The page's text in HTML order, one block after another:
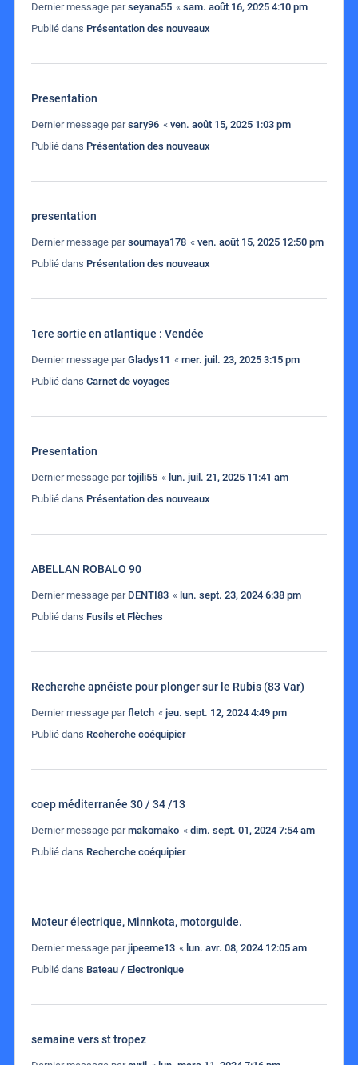
Dernier message parseyana55 « sam. août 16, 2025 4:10 pm
Publié dans Présentation des nouveaux
Presentation
Dernier message parsary96 « ven. août 15, 2025 1:03 pm
Publié dans Présentation des nouveaux
presentation
Dernier message parsoumaya178 « ven. août 15, 2025 12:50 pm
Publié dans Présentation des nouveaux
1ere sortie en atlantique : Vendée
Dernier message parGladys11 « mer. juil. 23, 2025 3:15 pm
Publié dans Carnet de voyages
Presentation
Dernier message partojili55 « lun. juil. 21, 2025 11:41 am
Publié dans Présentation des nouveaux
ABELLAN ROBALO 90
Dernier message par DENTI83 « lun. sept. 23, 2024 6:38 pm
Publié dans Fusils et Flèches
Recherche apnéiste pour plonger sur le Rubis (83 Var)
Dernier message parfletch « jeu. sept. 12, 2024 4:49 pm
Publié dans Recherche coéquipier
coep méditerranée 30 / 34 /13
Dernier message parmakomako « dim. sept. 01, 2024 7:54 am
Publié dans Recherche coéquipier
Moteur électrique, Minnkota, motorguide.
Dernier message parjipeeme13 « lun. avr. 08, 2024 12:05 am
Publié dans Bateau / Electronique
semaine vers st tropez